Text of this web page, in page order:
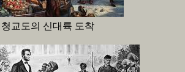
청교도의 신대륙 도착